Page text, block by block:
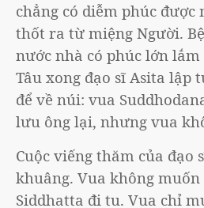
chẳng có diễm phúc được
thốt ra từ miệng Người.
nước nhà có phúc lớn lắm
Tâu xong đạo sĩ Asita lập
để về núi: vua
lưu ông lại, nhưng vua
Cuộc viếng thăm của đạo
khuâng. Vua không
Siddhatta đi tu. Vua chỉ